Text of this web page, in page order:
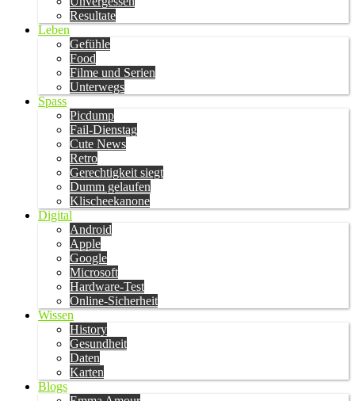
Resultate
Leben
Gefühle
Food
Filme und Serien
Unterwegs
Spass
Picdump
Fail-Dienstag
Cute News
Retro
Gerechtigkeit siegt
Dumm gelaufen
Klischeekanone
Digital
Android
Apple
Google
Microsoft
Hardware-Test
Online-Sicherheit
Wissen
History
Gesundheit
Daten
Karten
Blogs